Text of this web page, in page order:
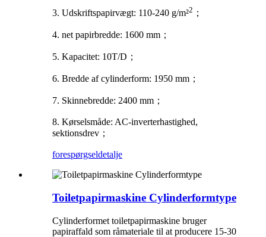
3. Udskriftspapirvægt: 110-240 g/m²2 ；
4. net papirbredde: 1600 mm ；
5. Kapacitet: 10T/D ；
6. Bredde af cylinderform: 1950 mm ；
7. Skinnebredde: 2400 mm ；
8. Kørselsmåde: AC-inverterhastighed,
sektionsdrev ；
forespørgseldetalje
Toiletpapirmaskine Cylinderformtype
Cylinderformet toiletpapirmaskine bruger
papiraffald som råmateriale til at producere 15-30